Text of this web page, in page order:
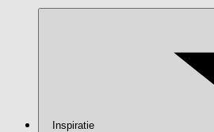
Inspiratie